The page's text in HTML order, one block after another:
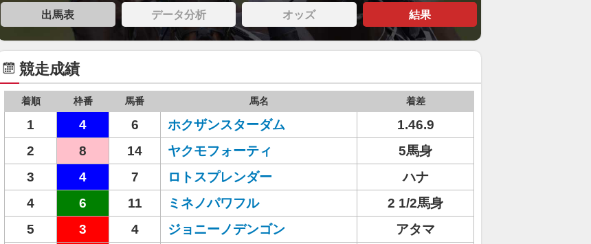
出馬表 データ分析 オッズ 結果
競走成績
着順 枠番 馬番 馬名 着差
1 4 6 ホクザンスターダム
1.46.9
2
8 14 ヤクモフォーティ
5馬身
3
4 7 ロトスプレンダー
ハナ
4
6 11 ミネノパワフル
2 1/2馬身
5
3 4 ジョニーノデンゴン
アタマ